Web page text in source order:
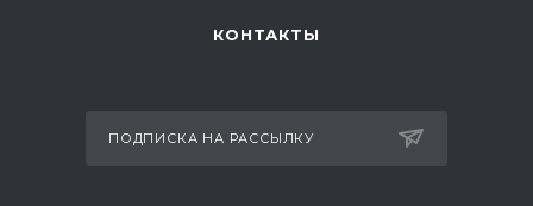
КОНТАКТЫ
ПОДПИСКА НА РАССЫЛКУ